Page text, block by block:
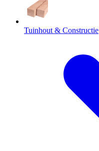
Tuinhout & Constructie